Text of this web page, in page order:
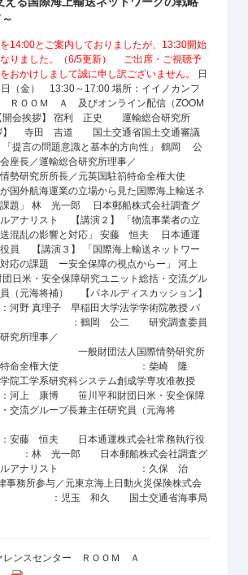
14:00とご案内しておりましたが、13:30開始
りました。（6/5更新） ご出席・ご視聴予
おかけしまして誠に申し訳ございません。
日
（金） 13:30～17:00 場所：イイノカンフ
ＲＯＯＭ Ａ 及びオンライン配信（ZOOM
開会挨拶】 宿利 正史 運輸総合研究所
】 寺田 吉道 国土交通省国土交通審議
提言の問題意識と基本的方向性」 鶴岡 公
会座長／運輸総合研究所理事／
勢研究所所長／元英国駐箚特命全権大使
国外航海運業の立場から見た国際海上輸送ネ
課題」 林 光一郎 日本郵船株式会社調査グ
アナリスト 【講演２】 「物流事業者の立
送混乱の影響と対応」 安藤 恒夫 日本通運
員 【講演３】 「国際海上輸送ネットワー
対応の課題 ー安全保障の視点からー」 河上
日米・安全保障研究ユニット総括・交流グル
（元海将補） 【パネルディスカッション】
野 真理子 早稲田大学法学学術院教授 パ
鶴岡 公二 研究調査委員
究所理事／
法人国際情勢研究所
駐箚特命全権大使 ：柴崎 隆
工学系研究科システム創成学専攻准教授
笹川平和財団日米・安全保障
交流グループ長兼主任研究員（元海将
）
日本通運株式会社常務執行役
郎 日本郵船株式会社調査グ
シパルアナリスト ：久保 治
務所参与／元東京海上日動火災保険株式会
児玉 和久 国土交通省海事局
長
レンスセンター ＲＯＯＭ Ａ